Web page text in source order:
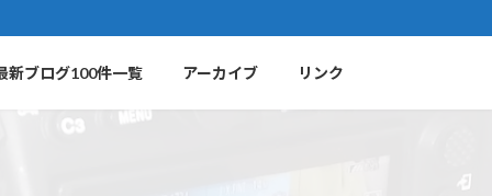
新ブログ100件一覧 アーカイブ リンク